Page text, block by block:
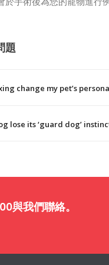
題
change my pet’s
lose its ‘guard dog’
與我們聯絡。